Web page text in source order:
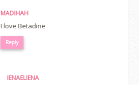
MADIHAH
I love Betadine
Reply
IENAELIENA